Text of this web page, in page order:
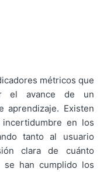
métricos que
el avance de un
aprendizaje. Existen
en los
tanto al usuario
clara de cuánto
han cumplido los